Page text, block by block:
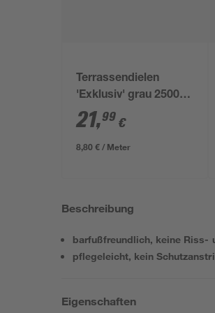
Terrassendielen
'Exklusiv' grau 2500 x
145 x 26 mm
21,99 €
8,80 € / Meter
Beschreibung
barfußfreundlich, keine Riss-
pflegeleicht, kein
Eigenschaften